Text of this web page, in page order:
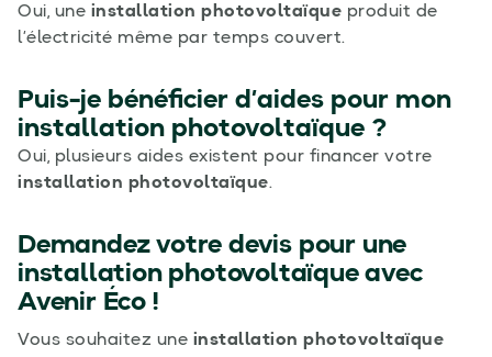
Oui, une installation photovoltaïque produit de
l’électricité même par temps couvert.
Puis-je bénéficier d’aides pour mon
installation photovoltaïque ?
Oui, plusieurs aides existent pour financer votre
installation photovoltaïque.
Demandez votre devis pour une
installation photovoltaïque avec
Avenir Éco !
Vous souhaitez une installation photovoltaïque